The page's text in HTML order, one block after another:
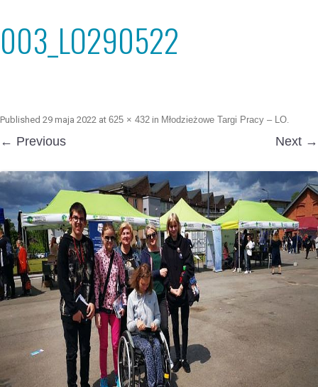
003_LO290522
Published 29 maja 2022 at 625 × 432 in Młodzieżowe Targi Pracy – LO.
← Previous Next →